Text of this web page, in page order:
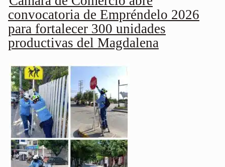
convocatoria de Empréndelo 2026
para fortalecer 300 unidades
productivas del Magdalena